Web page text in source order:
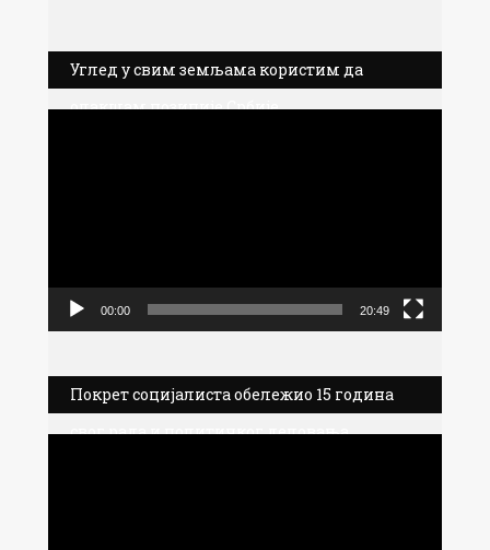
Углед у свим земљама користим да
олакшам позиције Србије
00:00 20:49
Покрет социјалиста обележио 15 година
свог рада и политичког деловања